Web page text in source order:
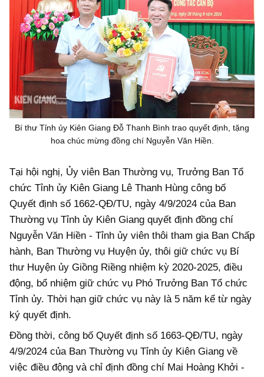
Khác
Video
Photo
Bí thư Tỉnh ủy Kiên Giang Đỗ Thanh Bình trao quyết định, tặng
hoa chúc mừng đồng chí Nguyễn Văn Hiền.
Tại hội nghị, Ủy viên Ban Thường vụ, Trưởng Ban Tổ
chức Tỉnh ủy Kiên Giang Lê Thanh Hùng công bố
Quyết định số 1662-QĐ/TU, ngày 4/9/2024 của Ban
Thường vụ Tỉnh ủy Kiên Giang quyết định đồng chí
Nguyễn Văn Hiền - Tỉnh ủy viên thôi tham gia Ban Chấp
hành, Ban Thường vụ Huyện ủy, thôi giữ chức vụ Bí
thư Huyện ủy Giồng Riềng nhiệm kỳ 2020-2025, điều
động, bổ nhiệm giữ chức vụ Phó Trưởng Ban Tổ chức
Tỉnh ủy. Thời hạn giữ chức vụ này là 5 năm kể từ ngày
ký quyết định.
Đồng thời, công bố Quyết định số 1663-QĐ/TU, ngày
4/9/2024 của Ban Thường vụ Tỉnh ủy Kiên Giang về
việc điều động và chỉ định đồng chí Mai Hoàng Khởi -